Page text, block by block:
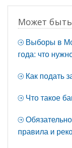
Может
Выборы в
года: что
Как подать
Что такое
правила и